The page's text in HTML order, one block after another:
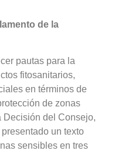
de la
pautas para la
fitosanitarios,
en términos de
de zonas
Decisión del Consejo,
un texto
sensibles en tres